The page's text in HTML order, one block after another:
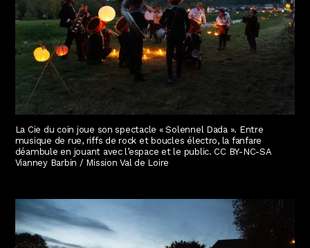
La Cie du coin joue son spectacle « Solennel Dada ». Entre
musique de rue, riffs de rock et boucles électro, la fanfare
déambule en jouant avec l’espace et le public. CC BY-NC-SA
Vianney Barbin / Mission Val de Loire